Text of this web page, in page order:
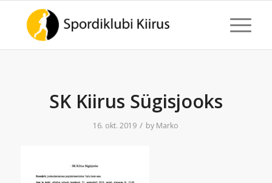
SK Kiirus Sügisjooks
16. okt. 2019 / by Marko